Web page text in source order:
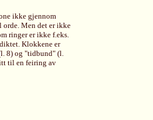
ikke gjennom
orde. Men det er ikke
ringer er ikke f.eks.
Klokkene er
8) og "tidbund" (l.
til en feiring av